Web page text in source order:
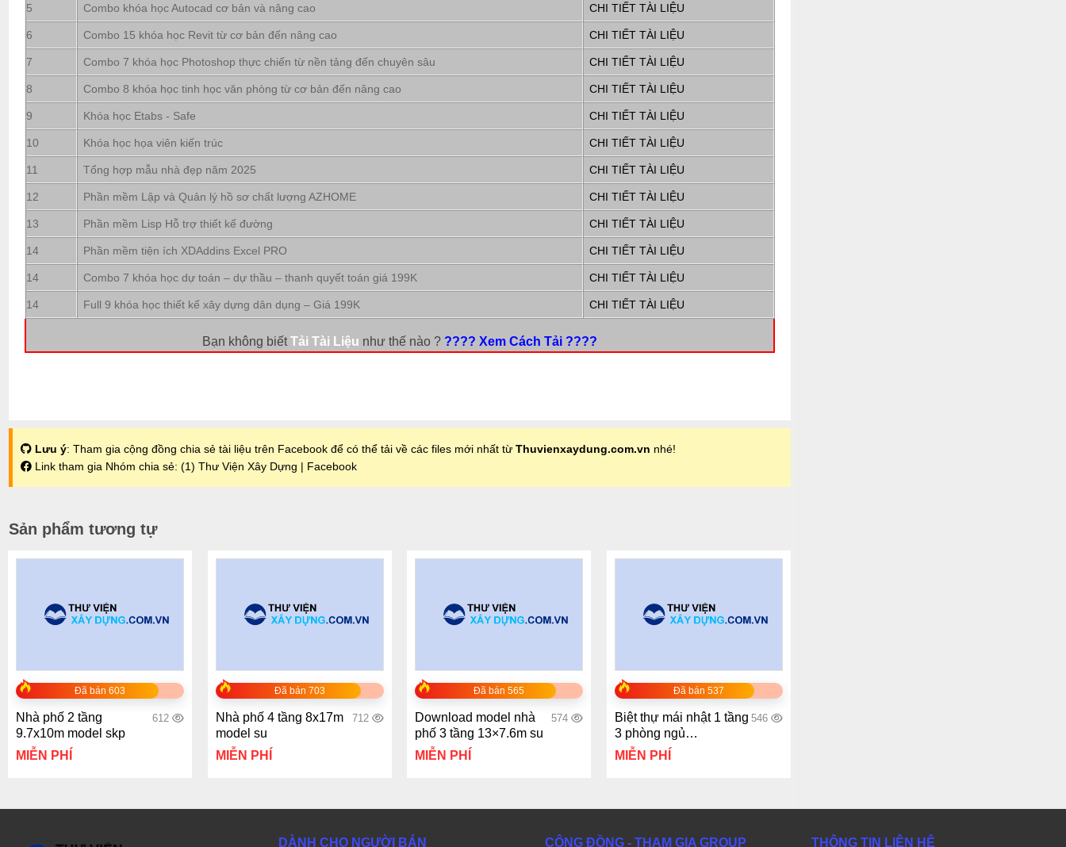
5 Combo khóa học Autocad cơ bản và nâng cao CHI TIẾT TÀI LIỆU
6 Combo 15 khóa học Revit từ cơ bản đến nâng cao CHI TIẾT TÀI LIỆU
7 Combo 7 khóa học Photoshop thực chiến từ nền tảng đến chuyên sâu CHI TIẾT TÀI LIỆU
8 Combo 8 khóa học tinh học văn phòng từ cơ bản đến nâng cao CHI TIẾT TÀI LIỆU
9 Khóa học Etabs - Safe CHI TIẾT TÀI LIỆU
10 Khóa học họa viên kiến trúc CHI TIẾT TÀI LIỆU
11 Tổng hợp mẫu nhà đẹp năm 2025 CHI TIẾT TÀI LIỆU
12 Phần mềm Lập và Quản lý hồ sơ chất lượng AZHOME CHI TIẾT TÀI LIỆU
13 Phần mềm Lisp Hỗ trợ thiết kế đường CHI TIẾT TÀI LIỆU
14 Phần mềm tiện ích XDAddins Excel PRO CHI TIẾT TÀI LIỆU
14 Combo 7 khóa học dự toán – dự thầu – thanh quyết toán giá 199K CHI TIẾT TÀI LIỆU
14 Full 9 khóa học thiết kế xây dựng dân dụng – Giá 199K CHI TIẾT TÀI LIỆU
Bạn không biếtTải Tài Liệu như thế nào ? ???? Xem Cách Tải ????
Lưu ý: Tham gia cộng đồng chia sẻ tài liệu trên Facebook để có thể tải về các files mới nhất từ Thuvienxaydung.com.vn nhé!
Link tham gia Nhóm chia sẻ: (1) Thư Viện Xây Dựng | Facebook
Sản phẩm tương tự
Đã bán 603
Nhà phố 2 tầng
9.7x10m model skp
612
MIỄN PHÍ
Đã bán 703
Nhà phố 4 tầng 8x17m
model su
712
MIỄN PHÍ
Đã bán 565
Download model nhà
phố 3 tầng 13×7.6m su
574
MIỄN PHÍ
Đã bán 537
Biệt thự mái nhật 1 tầng
3 phòng ngủ
8.2×16.59m
546
MIỄN PHÍ
DÀNH CHO NGƯỜI BÁN CỘNG ĐỒNG - THAM GIA GROUP THÔNG TIN LIÊN HỆ